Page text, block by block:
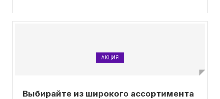
АКЦИЯ
Выбирайте из широкого ассортимента